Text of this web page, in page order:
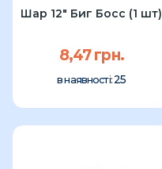
Шар 12" Биг Босс (1 шт)
8,47 грн.
в наявності:25